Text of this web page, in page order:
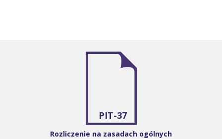
PIT-37
Rozliczenie na zasadach ogólnych